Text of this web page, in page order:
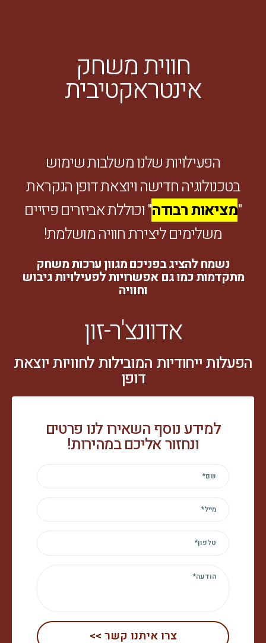
חווית משחק
אינטראקטיבית
הפעילויות שלנו משלבות שימוש
בטכנולוגיה חדישה ויוצאת דופן הנקראת
"מציאות רבודה" וכוללת אביזרים פיזיים
משלימים ליצירת חוויה מושלמת!
נשמח להציג בפניכם מגוון ערכות משחק
מתקדמות כמו גם אפשרויות לפעילויות גיבוש
וחוויה
אדוונצ'ר-זון
הפעלות ייחודיות המובילות לחוויות יוצאת
דופן
למידע נוסף השאירו לנו פרטים
ונחזור אליכם במהירות!